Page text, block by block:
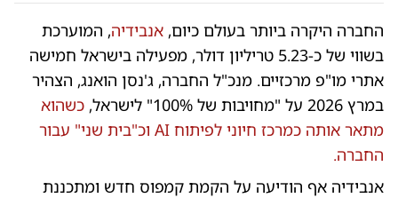
החברה היקרה ביותר בעולם כיום, אנבידיה, המוערכת
בשווי של כ-5.23 טריליון דולר, מפעילה בישראל חמישה
אתרי מו"פ מרכזיים. מנכ"ל החברה, ג'נסן הואנג, הצהיר
במרץ 2026 על "מחויבות של 100%" לישראל,
כשהוא
מתאר אותה כמרכז חיוני לפיתוח AI וכ"בית שני" עבור
החברה.
אנבידיה אף הודיעה על הקמת קמפוס חדש ומתכננת